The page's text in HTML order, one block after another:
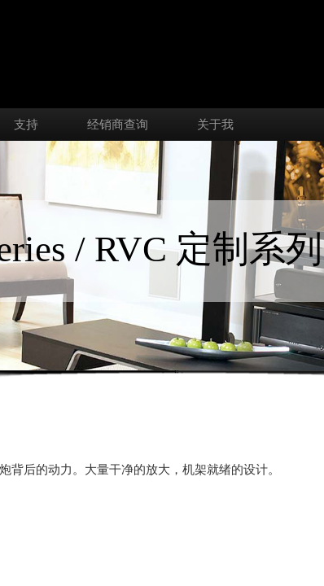
支持 经销商查询 关于我
/ RVC 定制系列
背后的动力。大量干净的放大，机架就绪的设计。